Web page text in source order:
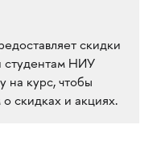
скидки
студентам НИУ
на курс, чтобы
скидках и акциях.